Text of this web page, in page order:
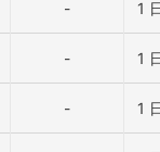
- 1
- 1
- 1